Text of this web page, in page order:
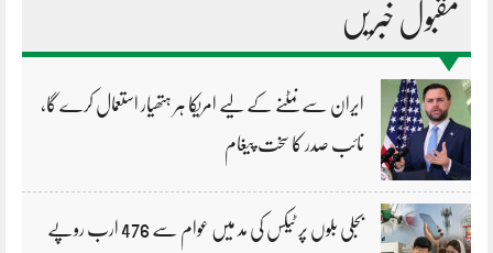
مقبول خبریں
ایران سے نمٹنے کے لیے امریکا ہر ہتھیار استعمال کرے گا،
نائب صدر کا سخت پیغام
بجلی بلوں پر ٹیکس کی مد میں عوام سے 476 ارب روپے